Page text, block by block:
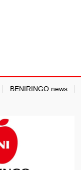
BENIRINGO news